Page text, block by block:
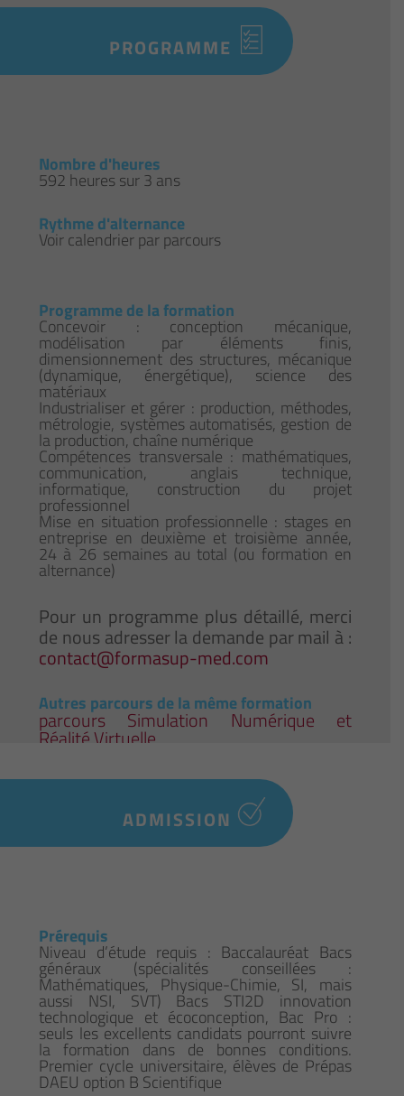
PROGRAMME
Nombre d'heures
592 heures sur 3 ans
Rythme d'alternance
Voir calendrier par parcours
Programme de la formation
Concevoir : conception mécanique,
modélisation par éléments finis,
dimensionnement des structures, mécanique
(dynamique, énergétique), science des
matériaux
Industrialiser et gérer : production, méthodes,
métrologie, systèmes automatisés, gestion de
la production, chaîne numérique
Compétences transversale : mathématiques,
communication, anglais technique,
informatique, construction du projet
professionnel
Mise en situation professionnelle : stages en
entreprise en deuxième et troisième année,
24 à 26 semaines au total (ou formation en
alternance)
Pour un programme plus détaillé, merci
de nous adresser la demande par mail à :
contact@formasup-med.com
Autres parcours de la même formation
parcours Simulation Numérique et
Réalité Virtuelle
ADMISSION
Prérequis
Niveau d’étude requis : Baccalauréat Bacs
généraux (spécialités conseillées :
Mathématiques, Physique-Chimie, SI, mais
aussi NSI, SVT) Bacs STI2D innovation
technologique et écoconception, Bac Pro :
seuls les excellents candidats pourront suivre
la formation dans de bonnes conditions.
Premier cycle universitaire, élèves de Prépas
DAEU option B Scientifique